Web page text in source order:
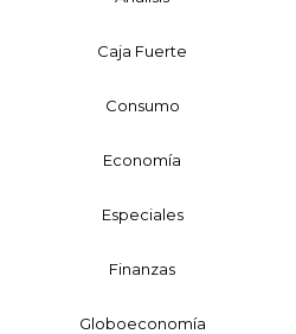
Caja Fuerte
Consumo
Economía
Especiales
Finanzas
Globoeconomía